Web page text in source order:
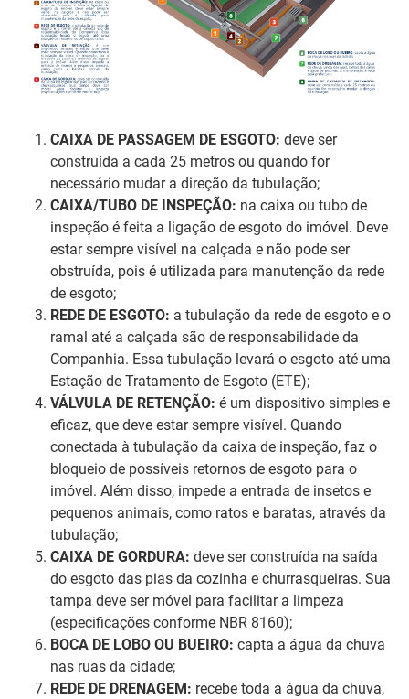
CAIXA DE PASSAGEM DE ESGOTO: deve ser
construída a cada 25 metros ou quando for
necessário mudar a direção da tubulação;
CAIXA/TUBO DE INSPEÇÃO: na caixa ou tubo de
inspeção é feita a ligação de esgoto do imóvel. Deve
estar sempre visível na calçada e não pode ser
obstruída, pois é utilizada para manutenção da rede
de esgoto;
REDE DE ESGOTO: a tubulação da rede de esgoto e o
ramal até a calçada são de responsabilidade da
Companhia. Essa tubulação levará o esgoto até uma
Estação de Tratamento de Esgoto (ETE);
VÁLVULA DE RETENÇÃO: é um dispositivo simples e
eficaz, que deve estar sempre visível. Quando
conectada à tubulação da caixa de inspeção, faz o
bloqueio de possíveis retornos de esgoto para o
imóvel. Além disso, impede a entrada de insetos e
pequenos animais, como ratos e baratas, através da
tubulação;
CAIXA DE GORDURA: deve ser construída na saída
do esgoto das pias da cozinha e churrasqueiras. Sua
tampa deve ser móvel para facilitar a limpeza
(especificações conforme NBR 8160);
BOCA DE LOBO OU BUEIRO: capta a água da chuva
nas ruas da cidade;
REDE DE DRENAGEM: recebe toda a água da chuva,